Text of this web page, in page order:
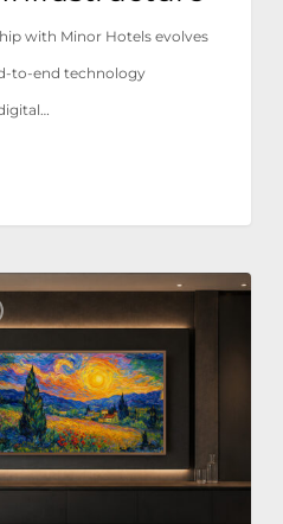
with Minor Hotels evolves
to-end technology